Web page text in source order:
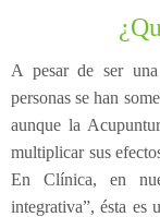
Osteopatía
Lesiones deportivas
Acupuntura
¿Qué es la
¿Cómo es una
Auriculoterapia
Osteopatía
¿Qué es la
Masaje Terapéutico
A pesar de ser
personas se han
aunque la
multiplicar sus
En Clínica, en
integrativa”, ésta es